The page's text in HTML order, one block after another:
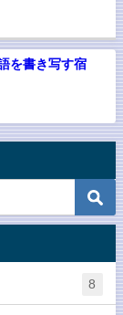
を書き写す宿
8